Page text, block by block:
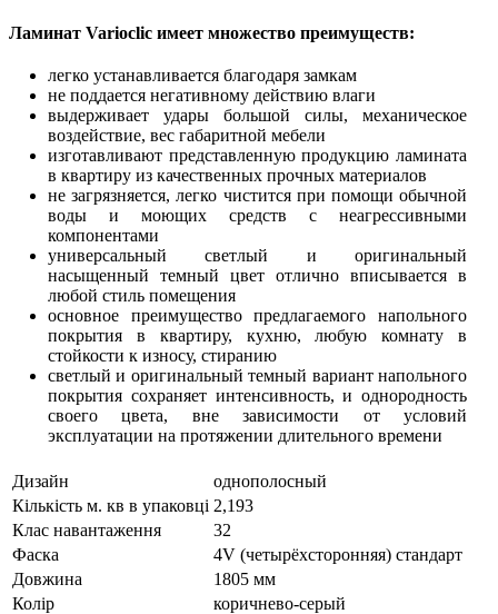
Ламинат Varioclic имеет множество преимуществ:
легко устанавливается благодаря замкам
не поддается негативному действию влаги
выдерживает удары большой силы, механическое
воздействие, вес габаритной мебели
изготавливают представленную продукцию ламината
в квартиру из качественных прочных материалов
не загрязняется, легко чистится при помощи обычной
воды и моющих средств с неагрессивными
компонентами
универсальный светлый и оригинальный
насыщенный темный цвет отлично вписывается в
любой стиль помещения
основное преимущество предлагаемого напольного
покрытия в квартиру, кухню, любую комнату в
стойкости к износу, стиранию
светлый и оригинальный темный вариант напольного
покрытия сохраняет интенсивность, и однородность
своего цвета, вне зависимости от условий
эксплуатации на протяжении длительного времени
Дизайн
однополосный
Кількість м. кв в упаковці 2,193
Клас навантаження
32
Фаска
4V (четырёхсторонняя) стандарт
Довжина
1805 мм
Колір
коричнево-серый